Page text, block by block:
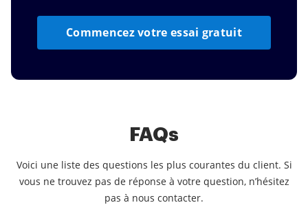
Commencez votre essai gratuit
FAQs
Voici une liste des questions les plus courantes du client. Si
vous ne trouvez pas de réponse à votre question, n’hésitez
pas à nous contacter.